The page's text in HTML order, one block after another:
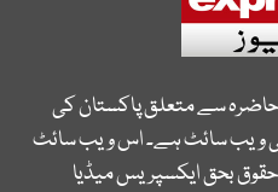
حاضرہ سے متعلق پاکستان کی
ویب سائٹ ہے۔ اس ویب سائٹ
بحق ایکسپریس میڈیا